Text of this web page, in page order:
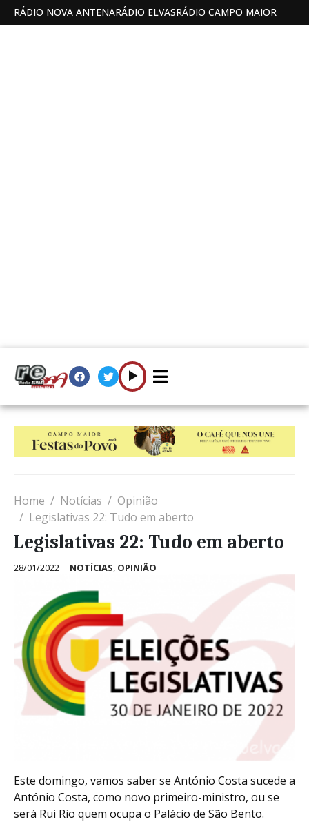
RÁDIO NOVA ANTENARÁDIO ELVASRÁDIO CAMPO MAIOR
Home Notícias
Opinião
Legislativas 22: Tudo em aberto
Legislativas 22: Tudo em aberto
28/01/2022 NOTÍCIAS, OPINIÃO
Este domingo, vamos saber se António Costa sucede a
António Costa, como novo primeiro-ministro, ou se
será Rui Rio quem ocupa o Palácio de São Bento.